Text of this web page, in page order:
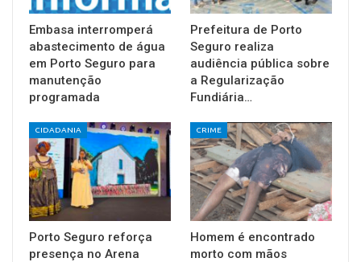
Embasa interromperá
abastecimento de água
em Porto Seguro para
manutenção
programada
Prefeitura de Porto
Seguro realiza
audiência pública sobre
a Regularização
Fundiária…
CIDADANIA
Porto Seguro reforça
presença no Arena
CRIME
Homem é encontrado
morto com mãos